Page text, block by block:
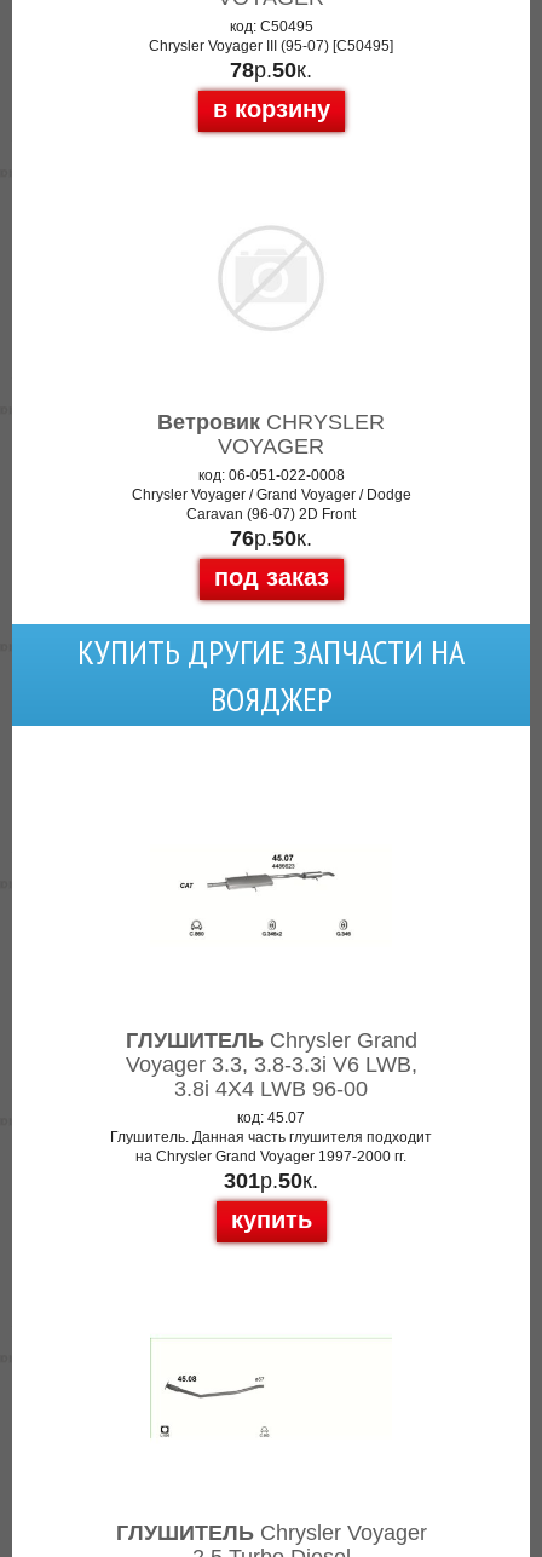
код: C50495
Chrysler Voyager III (95-07) [C50495]
78р.50к.
в корзину
Ветровик CHRYSLER
VOYAGER
код: 06-051-022-0008
Chrysler Voyager / Grand Voyager / Dodge
Caravan (96-07) 2D Front
76р.50к.
под заказ
КУПИТЬ ДРУГИЕ ЗАПЧАСТИ НА
ВОЯДЖЕР
ГЛУШИТЕЛЬChrysler Grand
Voyager 3.3, 3.8-3.3i V6 LWB,
3.8i 4X4 LWB 96-00
код: 45.07
Глушитель. Данная часть глушителя подходит
на Chrysler Grand Voyager 1997-2000 гг.
301р.50к.
купить
ГЛУШИТЕЛЬChrysler Voyager